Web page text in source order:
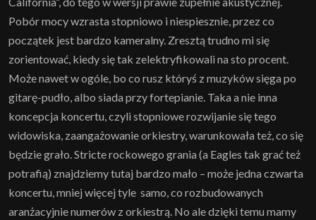
Pobór mocy wzrasta stopniowo i niespiesznie, przez co
początek jest bardzo kameralny. Zresztą trudno mi się
zorientować, kiedy się tak zelektryfikowali na sto procent.
Może nawet w ogóle, bo co rusz któryś z muzyków sięga po
gitarę-pudło, albo siada przy fortepianie. Taka a nie inna
koncepcja koncertu, czyli stopniowe rozwijanie się tego
widowiska, zaangażowanie orkiestry, warunkowała też, co się
będzie grało. Stricte rockowego grania (a Eagles tak grać też
potrafią) znajdziemy tutaj bardzo mało – może jedna czwarta
koncertu, mniej więcej tyle samo, co rozbudowanych
aranżacyjnie numerów z orkiestrą. No ale dzięki temu mamy